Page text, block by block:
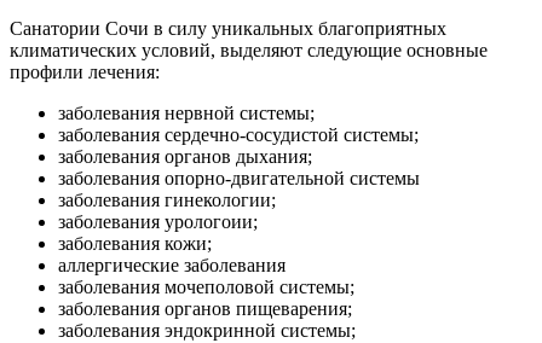
Санатории Сочи в силу уникальных благоприятных
климатических условий, выделяют следующие основные
профили лечения:
заболевания нервной системы;
заболевания сердечно-сосудистой системы;
заболевания органов дыхания;
заболевания опорно-двигательной системы
заболевания гинекологии;
заболевания урологоии;
заболевания кожи;
аллергические заболевания
заболевания мочеполовой системы;
заболевания органов пищеварения;
заболевания эндокринной системы;